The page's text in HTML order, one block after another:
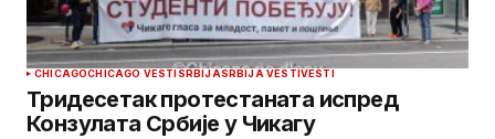
CHICAGOCHICAGO VESTI SRBIJASRBIJA VESTIVESTI
Тридесетак протестаната испред
Конзулата Србије у Чикагу